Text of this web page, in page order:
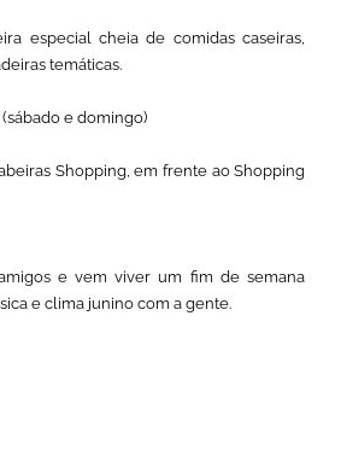
especial cheia de comidas caseiras,
temáticas.
e domingo)
Shopping, em frente ao Shopping
e vem viver um fim de semana
e clima junino com a gente.